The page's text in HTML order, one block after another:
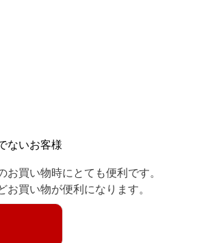
ないお客様
買い物時にとても便利です。
買い物が便利になります。